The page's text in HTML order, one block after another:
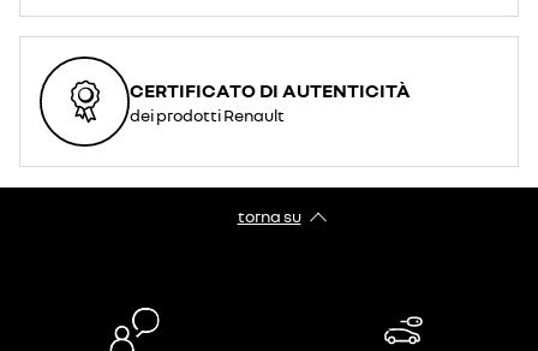
CERTIFICATO DI AUTENTICITÀ
dei prodotti Renault
torna su